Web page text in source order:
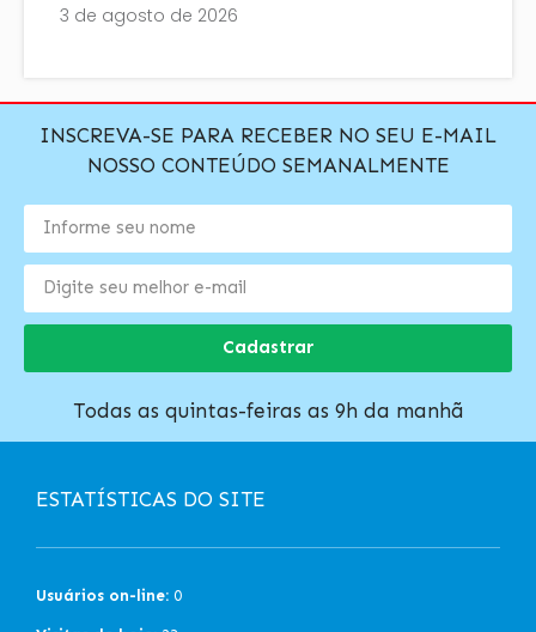
3 de agosto de 2026
INSCREVA-SE PARA RECEBER NO SEU E-MAIL
NOSSO CONTEÚDO SEMANALMENTE
Cadastrar
Todas as quintas-feiras as 9h da manhã
ESTATÍSTICAS DO SITE
Usuários on-line: 0